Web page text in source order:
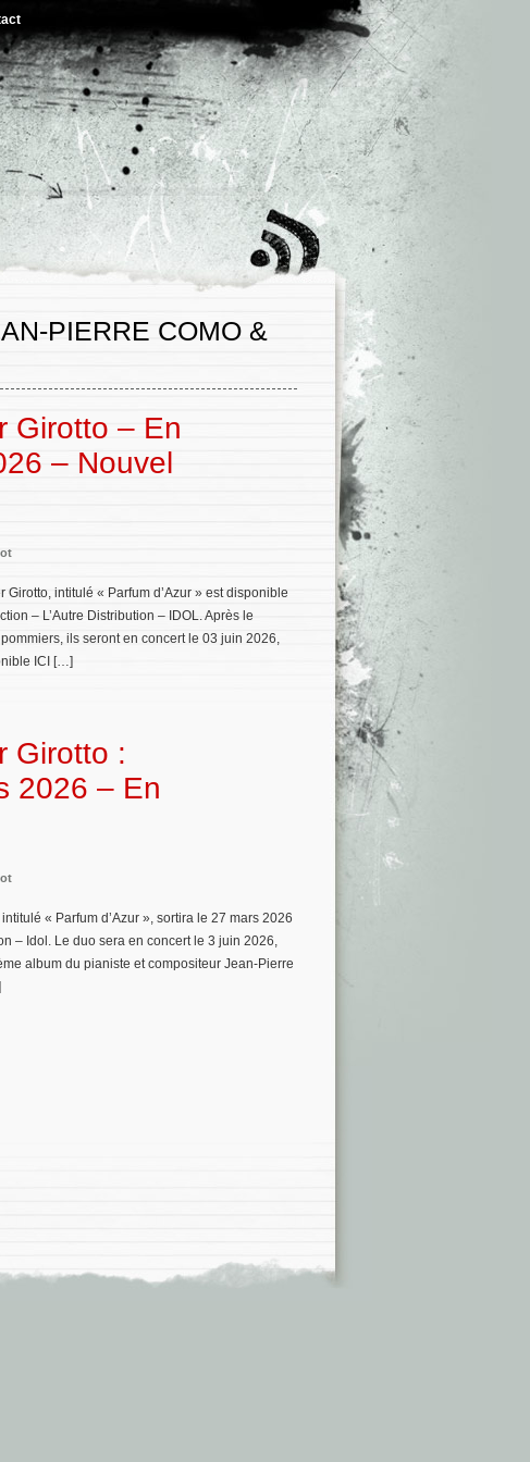
PIERRE COMO &
Girotto – En
– Nouvel
intitulé « Parfum d’Azur » est disponible
– L’Autre Distribution – IDOL. Après le
ils seront en concert le 03 juin 2026,
ICI […]
Girotto :
2026 – En
« Parfum d’Azur », sortira le 27 mars 2026
– Idol. Le duo sera en concert le 3 juin 2026,
album du pianiste et compositeur Jean-Pierre